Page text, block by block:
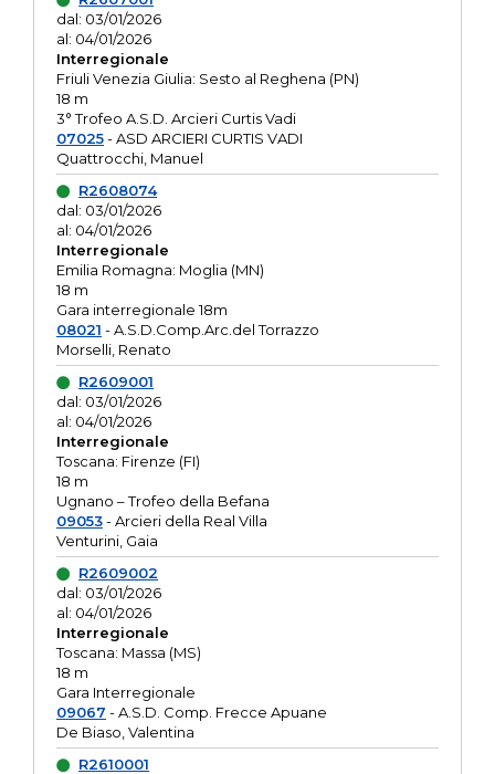
dal: 03/01/2026
al: 04/01/2026
Interregionale
Friuli Venezia Giulia: Sesto al Reghena (PN)
18 m
3° Trofeo A.S.D. Arcieri Curtis Vadi
07025- ASD ARCIERI CURTIS VADI
Quattrocchi, Manuel
R2608074
dal: 03/01/2026
al: 04/01/2026
Interregionale
Emilia Romagna: Moglia (MN)
18 m
Gara interregionale 18m
08021 - A.S.D.Comp.Arc.del Torrazzo
Morselli, Renato
R2609001
dal: 03/01/2026
al: 04/01/2026
Interregionale
Toscana: Firenze (FI)
18 m
Ugnano – Trofeo della Befana
09053- Arcieri della Real Villa
Venturini, Gaia
R2609002
dal: 03/01/2026
al: 04/01/2026
Interregionale
Toscana: Massa (MS)
18 m
Gara Interregionale
09067 - A.S.D. Comp. Frecce Apuane
De Biaso, Valentina
R2610001